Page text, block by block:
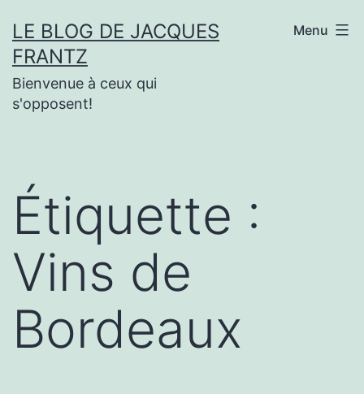
au
contenu
LE BLOG DE JACQUES
FRANTZ
Bienvenue à ceux qui
s'opposent!
Menu
Étiquette :
Vins de
Bordeaux